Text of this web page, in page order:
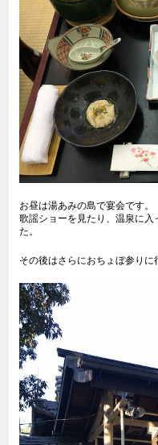
お昼は湯あみの島で宴会です。
歌謡ショーを見たり、温泉に
た。
その後はさらにおちょぼ参りに